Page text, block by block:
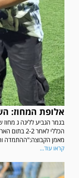
אלופת המחוז:
הכללי
מאמן הקבוצה:"ההתמדה
קראו עוד...